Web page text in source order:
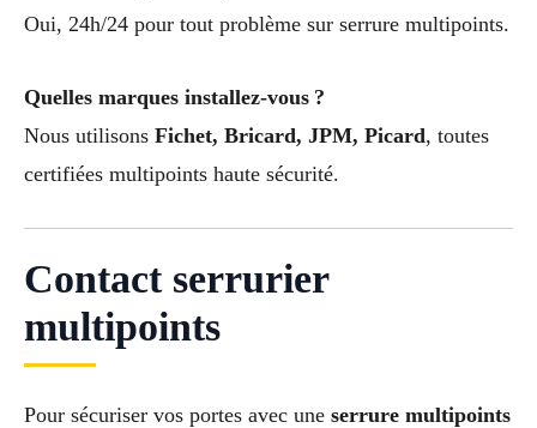
Oui, 24h/24 pour tout problème sur serrure multipoints.
Quelles marques installez-vous ?
Nous utilisons Fichet, Bricard, JPM, Picard, toutes
certifiées multipoints haute sécurité.
Contact serrurier
multipoints
Pour sécuriser vos portes avec une serrure multipoints